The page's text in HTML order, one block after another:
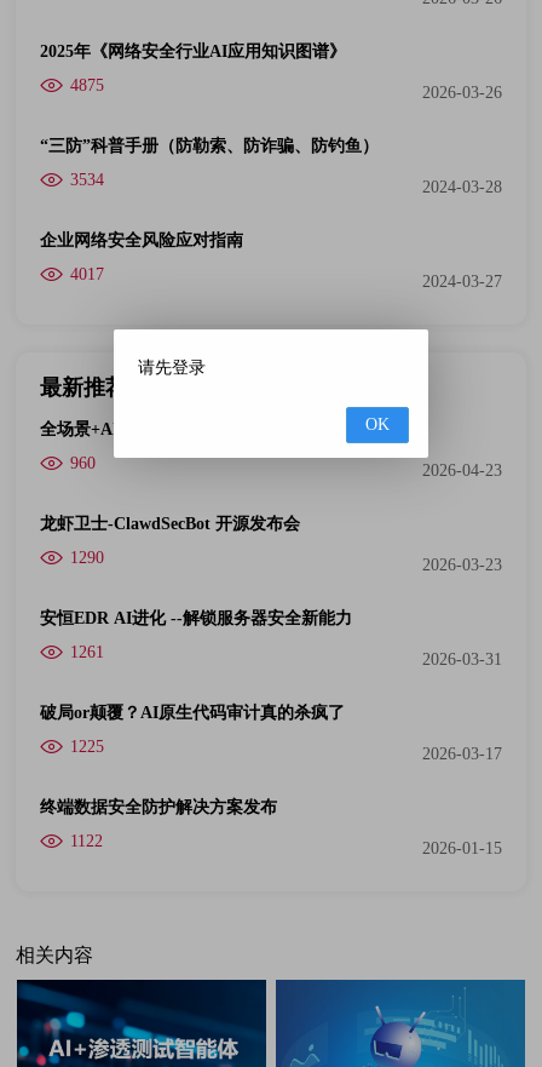
2025年《网络安全行业AI应用知识图谱》
4875
2026-03-26
“三防”科普手册（防勒索、防诈骗、防钓鱼）
3534
2024-03-28
企业网络安全风险应对指南
4017
2024-03-27
最新推荐
全场景+AI双杀｜一体化检测技术落地与实践
960
2026-04-23
龙虾卫士-ClawdSecBot 开源发布会
1290
2026-03-23
安恒EDR AI进化 --解锁服务器安全新能力
1261
2026-03-31
破局or颠覆？AI原生代码审计真的杀疯了
1225
2026-03-17
终端数据安全防护解决方案发布
1122
2026-01-15
相关内容
请先登录
OK